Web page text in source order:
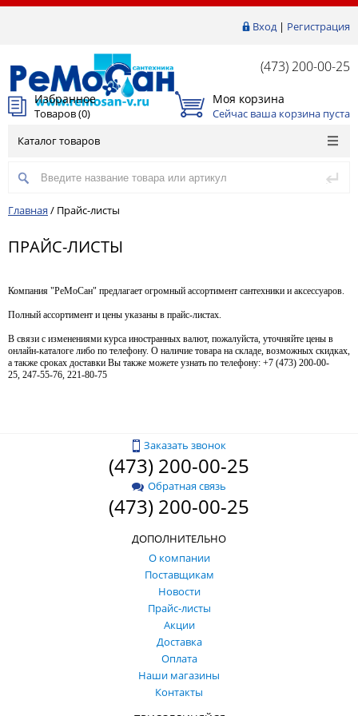
Вход| Регистрация
(473) 200-00-25
Избранное
Товаров (0)
Моя корзина
Сейчас ваша корзина пуста
Каталог товаров
Главная / Прайс-листы
ПРАЙС-ЛИСТЫ
Компания "РеМоСан" предлагает огромный ассортимент сантехники и аксессуаров.
Полный ассортимент и цены указаны в прайс-листах.
В связи с изменениями курса иностранных валют, пожалуйста, уточняйте цены в
онлайн-каталоге либо по телефону. О наличие товара на складе, возможных скидках,
а также сроках доставки Вы также можете узнать по телефону: +7 (473) 200-00-
25, 247-55-76, 221-80-75
Заказать звонок
(473) 200-00-25
Обратная связь
(473) 200-00-25
ДОПОЛНИТЕЛЬНО
О компании
Поставщикам
Новости
Прайс-листы
Акции
Доставка
Оплата
Наши магазины
Контакты